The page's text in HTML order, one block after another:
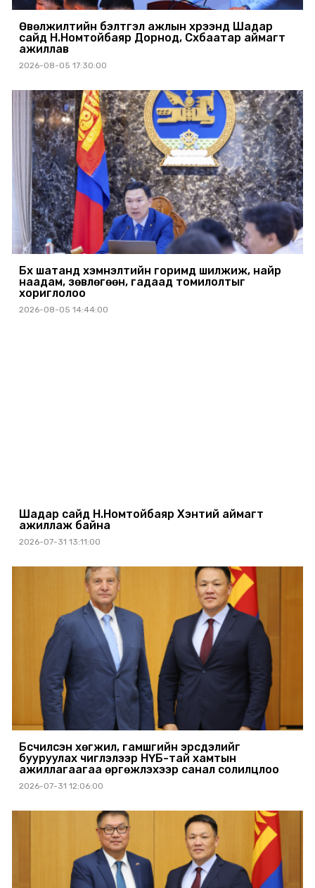
Өвөлжилтийн бэлтгэл ажлын хүрээнд Шадар
сайд Н.Номтойбаяр Дорнод, Сүхбаатар аймагт
ажиллав
2026-08-05 17:30:00
Бүх шатанд хэмнэлтийн горимд шилжиж, найр
наадам, зөвлөгөөн, гадаад томилолтыг
хориглолоо
2026-08-05 14:44:00
Шадар сайд Н.Номтойбаяр Хэнтий аймагт
ажиллаж байна
2026-07-31 13:11:00
Бүсчилсэн хөгжил, гамшгийн эрсдэлийг
бууруулах чиглэлээр НҮБ-тай хамтын
ажиллагаагаа өргөжүүлэхээр санал солилцлоо
2026-07-31 12:06:00